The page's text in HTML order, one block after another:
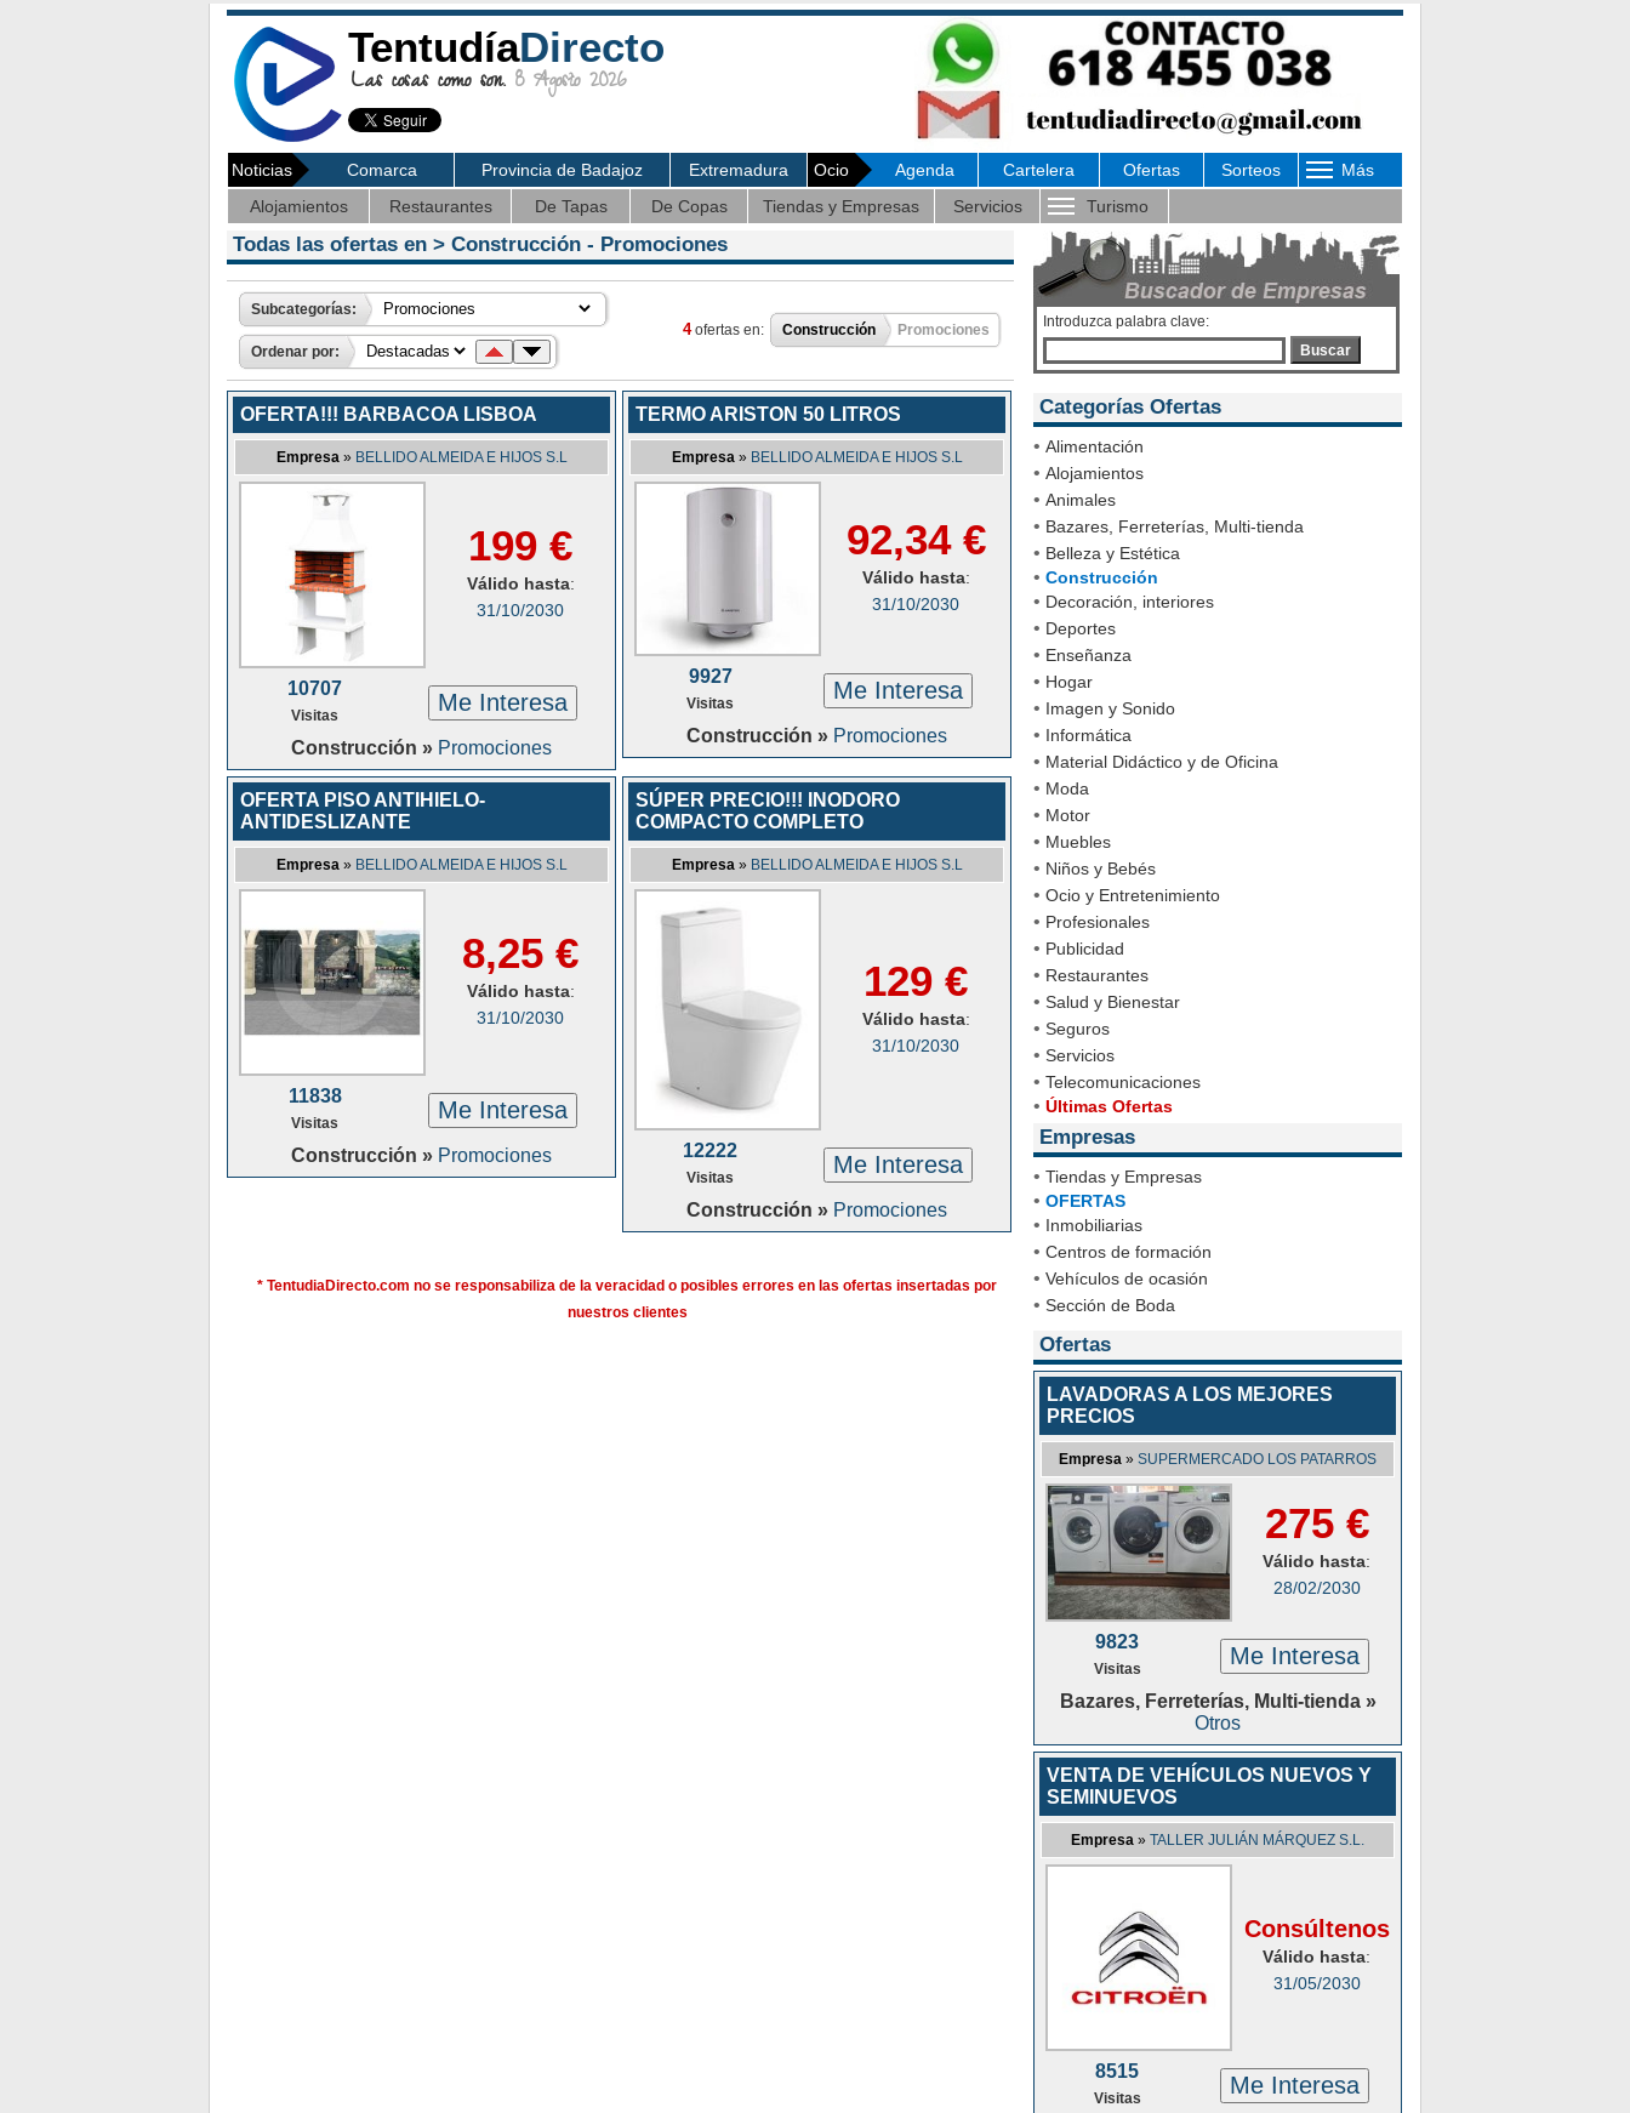
TentudíaDirecto
Las cosas como son. 8 Agosto 2026
Noticias Comarca Provincia de Badajoz Extremadura Ocio Agenda Cartelera Ofertas Sorteos
Más
Alojamientos
Restaurantes De Tapas De Copas Tiendas y Empresas Servicios Turismo
Todas las ofertas en > Construcción - Promociones
Subcategorías:
Ordenar por:
4ofertas en: Construcción Promociones
OFERTA!!! BARBACOA LISBOA
Empresa» BELLIDO ALMEIDA E HIJOS S.L
199 €
Válido hasta:
31/10/2030
10707
Visitas Me Interesa
Construcción » Promociones
TERMO ARISTON 50 LITROS
Empresa» BELLIDO ALMEIDA E HIJOS S.L
92,34 €
Válido hasta:
31/10/2030
9927
Visitas Me Interesa
Construcción » Promociones
OFERTA PISO ANTIHIELO-
ANTIDESLIZANTE
Empresa» BELLIDO ALMEIDA E HIJOS S.L
8,25 €
Válido hasta:
31/10/2030
11838
Visitas Me Interesa
Construcción » Promociones
SÚPER PRECIO!!! INODORO
COMPACTO COMPLETO
Empresa» BELLIDO ALMEIDA E HIJOS S.L
129 €
Válido hasta:
31/10/2030
12222
Visitas Me Interesa
Construcción » Promociones
* TentudiaDirecto.com no se responsabiliza de la veracidad o posibles errores en las ofertas insertadas por
nuestros clientes
Introduzca palabra clave:
Buscar
Categorías Ofertas
• Alimentación
• Alojamientos
• Animales
• Bazares, Ferreterías, Multi-tienda
• Belleza y Estética
• Construcción
• Decoración, interiores
• Deportes
• Enseñanza
• Hogar
• Imagen y Sonido
• Informática
• Material Didáctico y de Oficina
• Moda
• Motor
• Muebles
• Niños y Bebés
• Ocio y Entretenimiento
• Profesionales
• Publicidad
• Restaurantes
• Salud y Bienestar
• Seguros
• Servicios
• Telecomunicaciones
• Últimas Ofertas
Empresas
• Tiendas y Empresas
• OFERTAS
• Inmobiliarias
• Centros de formación
• Vehículos de ocasión
• Sección de Boda
Ofertas
LAVADORAS A LOS MEJORES
PRECIOS
Empresa » SUPERMERCADO LOS PATARROS
275 €
Válido hasta:
28/02/2030
9823
Visitas Me Interesa
Bazares, Ferreterías, Multi-tienda »
Otros
VENTA DE VEHÍCULOS NUEVOS Y
SEMINUEVOS
Empresa » TALLER JULIÁN MÁRQUEZ S.L.
Consúltenos
Válido hasta:
31/05/2030
8515
Visitas Me Interesa